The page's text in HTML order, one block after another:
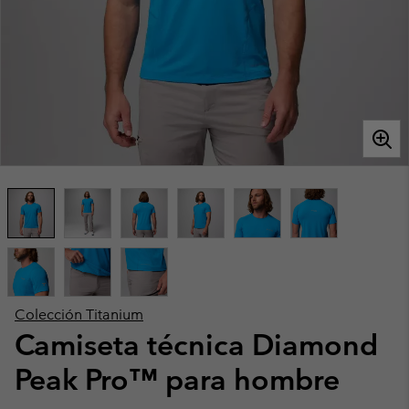
Colección Titanium
Camiseta técnica Diamond
Peak Pro™ para hombre